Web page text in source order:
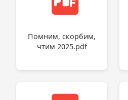
Помним, скорбим,
чтим 2025.pdf